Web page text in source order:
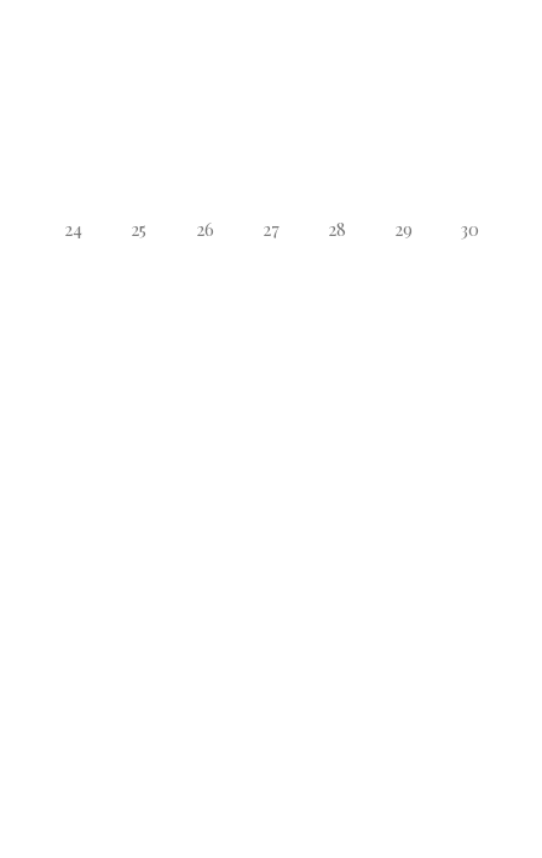
24 25 26 27 28 29 30